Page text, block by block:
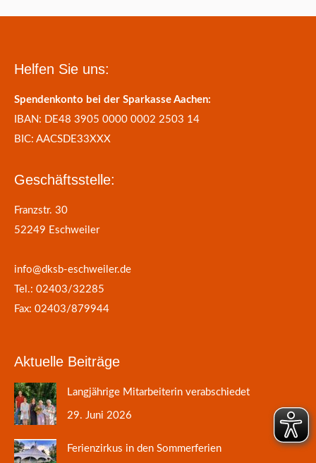
Helfen Sie uns:
Spendenkonto bei der Sparkasse Aachen:
IBAN: DE48 3905 0000 0002 2503 14
BIC: AACSDE33XXX
Geschäftsstelle:
Franzstr. 30
52249 Eschweiler
info@dksb-eschweiler.de
Tel.: 02403/32285
Fax: 02403/879944
Aktuelle Beiträge
Langjährige Mitarbeiterin verabschiedet
29. Juni 2026
Ferienzirkus in den Sommerferien